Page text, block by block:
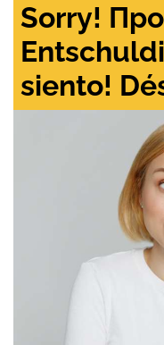
Sorry!
siento!